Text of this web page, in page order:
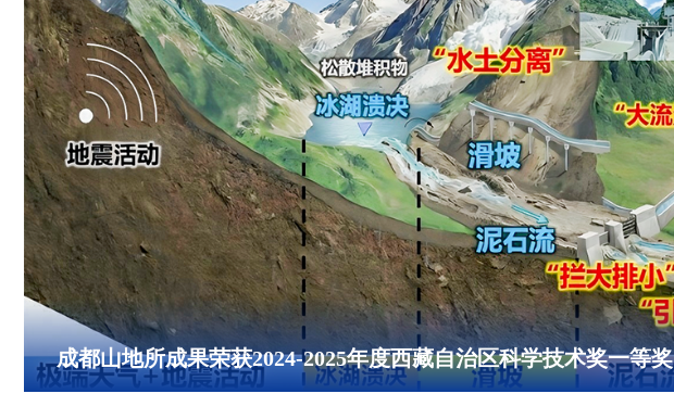
成都山地所成果荣获2024-2025年度西藏自治区科学技术奖一等奖